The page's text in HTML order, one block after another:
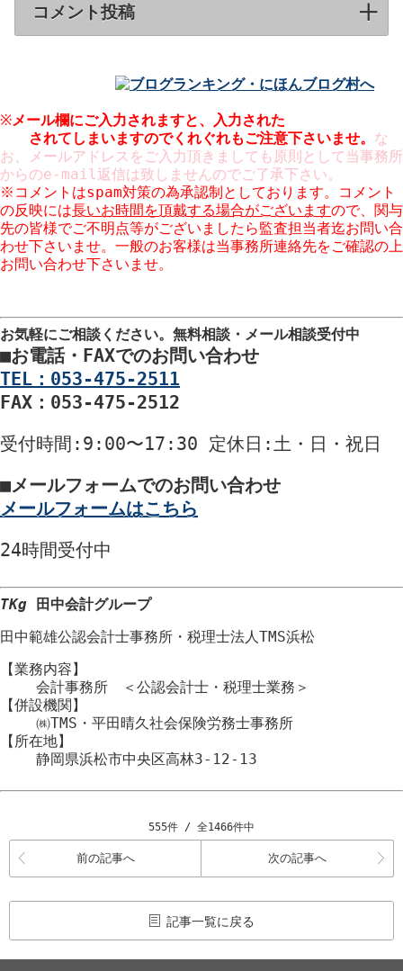
コメント投稿click to expand contents
※メール欄にご入力されますと、入力された
されてしまいますのでくれぐれもご注意下さいませ。 な
お、メールアドレスをご入力頂きましても原則として当事務所
からのe-mail返信は致しませんのでご了承下さい。
※コメントはspam対策の為承認制としております。コメント
の反映には長いお時間を頂戴する場合がございますので、関与
先の皆様でご不明点等がございましたら監査担当者迄お問い合
わせ下さいませ。一般のお客様は当事務所連絡先をご確認の上
お問い合わせ下さいませ。
お気軽にご相談ください。 無料相談・メール相談受付中
■お電話・FAXでのお問い合わせ
TEL：053-475-2511
FAX：053-475-2512
受付時間 :9:00〜17:30 定休日 :土・日・祝日
■メールフォームでのお問い合わせ
メールフォームはこちら
24時間受付中
TKg 田中会計グループ
田中範雄公認会計士事務所 ・ 税理士法人TMS浜松
【業務内容】
会計事務所 ＜公認会計士・税理士業務＞
【併設機関】
㈱TMS・平田晴久社会保険労務士事務所
【所在地】
静岡県浜松市中央区高林3-12-13
555件 / 全1466件中
前の記事へ 次の記事へ
記事一覧に戻る